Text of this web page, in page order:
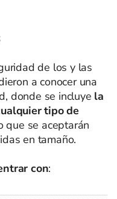
de los y las
a conocer una
donde se incluye la
tipo de
que se aceptarán
en tamaño.
con: